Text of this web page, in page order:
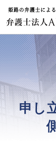
姫路の弁護士によ
申し